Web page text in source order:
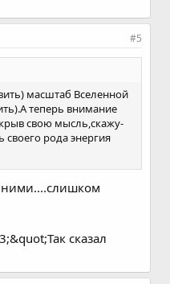
#5
масштаб Вселенной
теперь внимание
свою мысль,скажу-
своего рода энергия
ними....слишком
сказал